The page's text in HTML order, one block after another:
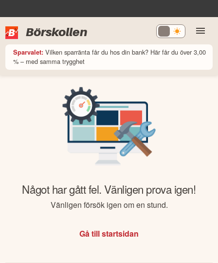
Börskollen
Sparvalet: Vilken sparränta får du hos din bank? Här får du över 3,00
% – med samma trygghet
Något har gått fel. Vänligen prova igen!
Vänligen försök igen om en stund.
Gå till startsidan